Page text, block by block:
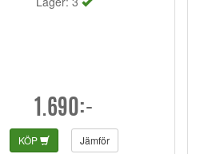
1.690:-
KÖP Jämför